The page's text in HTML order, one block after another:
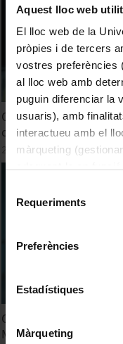
Aquest lloc web
El lloc web de la
pròpies i de tercers
vostres preferències
al lloc web amb
puguin diferenciar la
usuaris), amb
interactueu amb el
màrqueting
consultar laPolítica
Requeriments
Preferències
Estadístiques
Màrqueting
Quins efectes del
catalans?
2 November, 2023
Quins efectes del
Mediterrani?